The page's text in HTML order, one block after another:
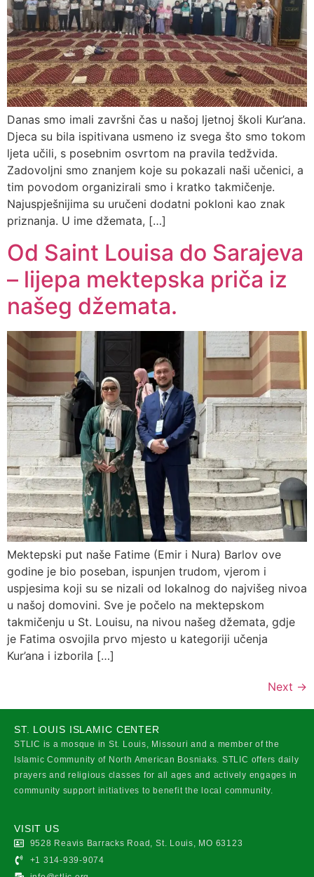
Danas smo imali završni čas u našoj ljetnoj školi Kur’ana.
Djeca su bila ispitivana usmeno iz svega što smo tokom
ljeta učili, s posebnim osvrtom na pravila tedžvida.
Zadovoljni smo znanjem koje su pokazali naši učenici, a
tim povodom organizirali smo i kratko takmičenje.
Najuspješnijima su uručeni dodatni pokloni kao znak
priznanja. U ime džemata, […]
Od Saint Louisa do Sarajeva
– lijepa mektepska priča iz
našeg džemata.
Mektepski put naše Fatime (Emir i Nura) Barlov ove
godine je bio poseban, ispunjen trudom, vjerom i
uspjesima koji su se nizali od lokalnog do najvišeg nivoa
u našoj domovini. Sve je počelo na mektepskom
takmičenju u St. Louisu, na nivou našeg džemata, gdje
je Fatima osvojila prvo mjesto u kategoriji učenja
Kur’ana i izborila […]
Next →
ST. LOUIS ISLAMIC CENTER
STLIC is a mosque in St. Louis, Missouri and a member of the
Islamic Community of North American Bosniaks. STLIC offers daily
prayers and religious classes for all ages and actively engages in
community support initiatives to benefit the local community.
VISIT US
9528 Reavis Barracks Road, St. Louis, MO 63123
+1 314-939-9074